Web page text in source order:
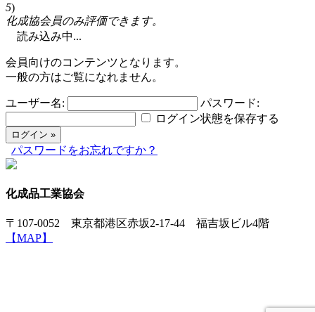
5)
化成協会員のみ評価できます。
読み込み中...
会員向けのコンテンツとなります。
一般の方はご覧になれません。
ユーザー名:
パスワード:
ログイン状態を保存する
パスワードをお忘れですか？
化成品工業協会
〒107-0052 東京都港区赤坂2-17-44 福吉坂ビル4階
【MAP】